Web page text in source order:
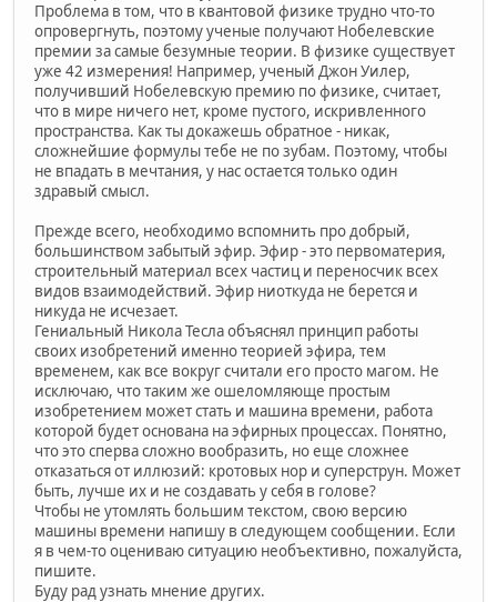
Проблема в том, что в квантовой физике трудно что-то
опровергнуть, поэтому ученые получают Нобелевские
премии за самые безумные теории. В физике существует
уже 42 измерения! Например, ученый Джон Уилер,
получивший Нобелевскую премию по физике, считает,
что в мире ничего нет, кроме пустого, искривленного
пространства. Как ты докажешь обратное - никак,
сложнейшие формулы тебе не по зубам. Поэтому, чтобы
не впадать в мечтания, у нас остается только один
здравый смысл.
Прежде всего, необходимо вспомнить про добрый,
большинством забытый эфир. Эфир - это первоматерия,
строительный материал всех частиц и переносчик всех
видов взаимодействий. Эфир ниоткуда не берется и
никуда не исчезает.
Гениальный Никола Тесла объяснял принцип работы
своих изобретений именно теорией эфира, тем
временем, как все вокруг считали его просто магом. Не
исключаю, что таким же ошеломляюще простым
изобретением может стать и машина времени, работа
которой будет основана на эфирных процессах. Понятно,
что это сперва сложно вообразить, но еще сложнее
отказаться от иллюзий: кротовых нор и суперструн. Может
быть, лучше их и не создавать у себя в голове?
Чтобы не утомлять большим текстом, свою версию
машины времени напишу в следующем сообщении. Если
я в чем-то оцениваю ситуацию необъективно, пожалуйста,
пишите.
Буду рад узнать мнение других.